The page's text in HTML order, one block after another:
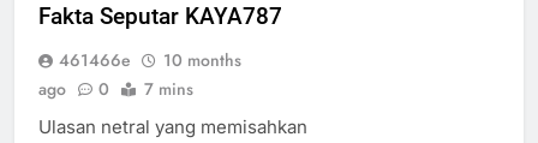
Fakta Seputar KAYA787
461466e
10 months
ago
0 7 mins
Ulasan netral yang memisahkan